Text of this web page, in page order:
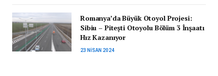
Romanya’da Büyük Otoyol Projesi:
Sibiu – Pitești Otoyolu Bölüm 3 İnşaatı
Hız Kazanıyor
23 NISAN 2024